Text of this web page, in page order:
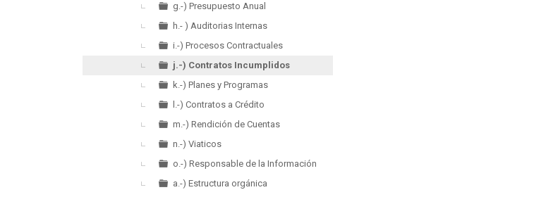
g.-) Presupuesto Anual
h.- ) Auditorias Internas
i.-) Procesos Contractuales
j.-) Contratos Incumplidos
k.-) Planes y Programas
l.-) Contratos a Crédito
m.-) Rendición de Cuentas
n.-) Viaticos
o.-) Responsable de la Información
a.-) Estructura orgánica